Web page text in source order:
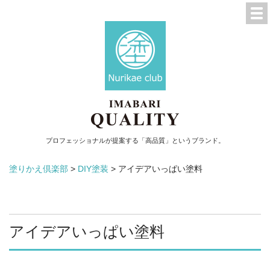
プロフェッショナルが提案する「高品質」というブランド。
塗りかえ倶楽部 > DIY塗装 > アイデアいっぱい塗料
アイデアいっぱい塗料